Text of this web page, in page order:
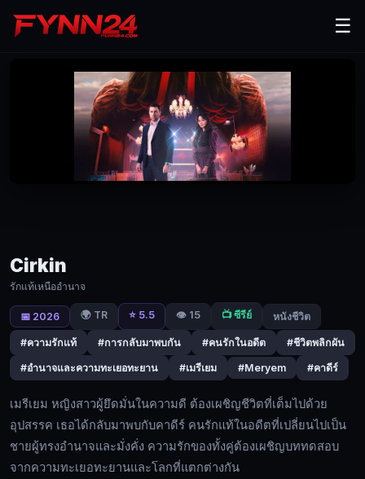
☰
Cirkin
รัก
หญิง
สาว
ยึด
มั่น
ต้อง
เผชิญ
ชีวิต
Cirkin
รักแท้เหนืออำนาจ
📅 2026 🌍 TR ⭐ 5.5 👁️ 15 📺 ซีรีย์ หนังชีวิต
#ความรักแท้ #การกลับมาพบกัน #คนรักในอดีต #ชีวิตพลิกผัน
#อำนาจและความทะเยอทะยาน #เมรีเยม #Meryem #คาดีร์
เมรีเยม หญิงสาวผู้ยึดมั่นในความดี ต้องเผชิญชีวิตที่เต็มไปด้วย
อุปสรรค เธอได้กลับมาพบกับคาดีร์ คนรักแท้ในอดีตที่เปลี่ยนไปเป็น
ชายผู้ทรงอำนาจและมั่งคั่ง ความรักของทั้งคู่ต้องเผชิญบททดสอบ
จากความทะเยอทะยานและโลกที่แตกต่างกัน